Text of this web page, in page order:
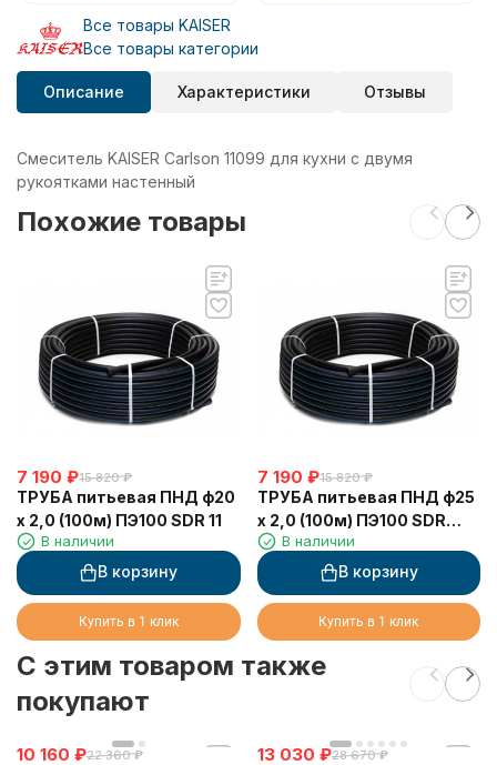
Все товары KAISER
Все товары категории
Описание Характеристики Отзывы
Смеситель KAISER Carlson 11099 для кухни с двумя
рукоятками настенный
Похожие товары
7 190 ₽15 820 ₽
ТРУБА питьевая ПНД ф20
х 2,0 (100м) ПЭ100 SDR 11
В наличии
В корзину
Купить в 1 клик
7 190 ₽15 820 ₽
ТРУБА питьевая ПНД ф25
х 2,0 (100м) ПЭ100 SDR
13.6В наличии
В корзину
Купить в 1 клик
C этим товаром также
покупают
10 160 ₽22 360 ₽ 13 030 ₽28 670 ₽